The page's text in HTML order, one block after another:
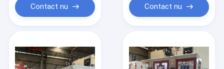
Contact nu Contact nu